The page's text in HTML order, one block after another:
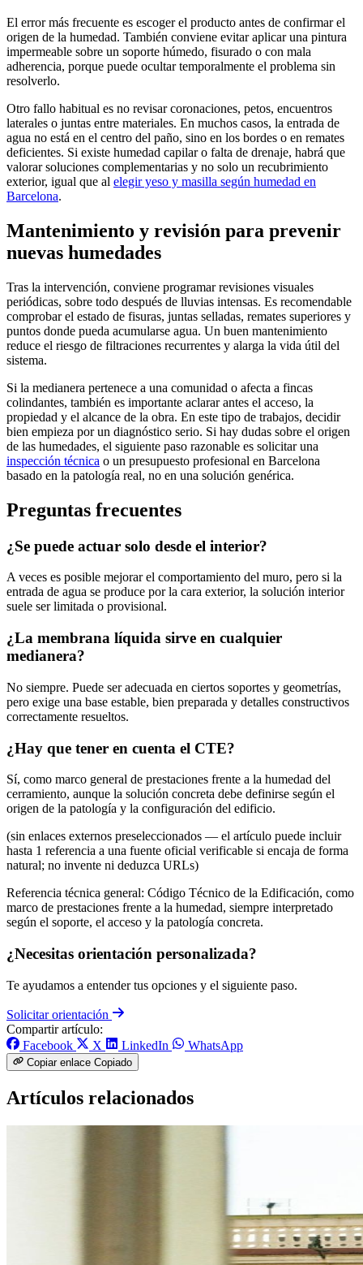
El error más frecuente es escoger el producto antes de confirmar el
origen de la humedad. También conviene evitar aplicar una pintura
impermeable sobre un soporte húmedo, fisurado o con mala
adherencia, porque puede ocultar temporalmente el problema sin
resolverlo.
Otro fallo habitual es no revisar coronaciones, petos, encuentros
laterales o juntas entre materiales. En muchos casos, la entrada de
agua no está en el centro del paño, sino en los bordes o en remates
deficientes. Si existe humedad capilar o falta de drenaje, habrá que
valorar soluciones complementarias y no solo un recubrimiento
exterior, igual que al elegir yeso y masilla según humedad en
Barcelona.
Mantenimiento y revisión para prevenir
nuevas humedades
Tras la intervención, conviene programar revisiones visuales
periódicas, sobre todo después de lluvias intensas. Es recomendable
comprobar el estado de fisuras, juntas selladas, remates superiores y
puntos donde pueda acumularse agua. Un buen mantenimiento
reduce el riesgo de filtraciones recurrentes y alarga la vida útil del
sistema.
Si la medianera pertenece a una comunidad o afecta a fincas
colindantes, también es importante aclarar antes el acceso, la
propiedad y el alcance de la obra. En este tipo de trabajos, decidir
bien empieza por un diagnóstico serio. Si hay dudas sobre el origen
de las humedades, el siguiente paso razonable es solicitar una
inspección técnica o un presupuesto profesional en Barcelona
basado en la patología real, no en una solución genérica.
Preguntas frecuentes
¿Se puede actuar solo desde el interior?
A veces es posible mejorar el comportamiento del muro, pero si la
entrada de agua se produce por la cara exterior, la solución interior
suele ser limitada o provisional.
¿La membrana líquida sirve en cualquier
medianera?
No siempre. Puede ser adecuada en ciertos soportes y geometrías,
pero exige una base estable, bien preparada y detalles constructivos
correctamente resueltos.
¿Hay que tener en cuenta el CTE?
Sí, como marco general de prestaciones frente a la humedad del
cerramiento, aunque la solución concreta debe definirse según el
origen de la patología y la configuración del edificio.
(sin enlaces externos preseleccionados — el artículo puede incluir
hasta 1 referencia a una fuente oficial verificable si encaja de forma
natural; no invente ni deduzca URLs)
Referencia técnica general: Código Técnico de la Edificación, como
marco de prestaciones frente a la humedad, siempre interpretado
según el soporte, el acceso y la patología concreta.
¿Necesitas orientación personalizada?
Te ayudamos a entender tus opciones y el siguiente paso.
Solicitar orientación
Compartir artículo:
Facebook
X LinkedIn WhatsApp
Copiar enlace Copiado
Artículos relacionados